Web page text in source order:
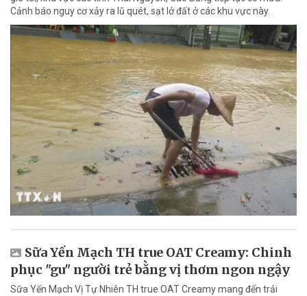
Cảnh báo nguy cơ xảy ra lũ quét, sạt lở đất ở các khu vực này.
Sữa Yến Mạch TH true OAT Creamy: Chinh
phục "gu" người trẻ bằng vị thơm ngon ngậy
Sữa Yến Mạch Vị Tự Nhiên TH true OAT Creamy mang đến trải